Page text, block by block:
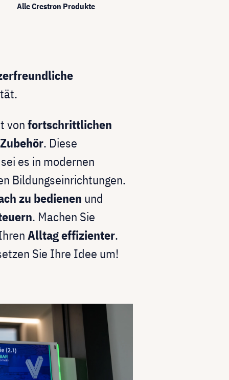
Alle Crestron Produkte
vonfortschrittlichen
. Diese
es in modernen
Bildungseinrichtungen.
zu bedienen und
. Machen Sie
Alltag effizienter.
Sie Ihre Idee um!